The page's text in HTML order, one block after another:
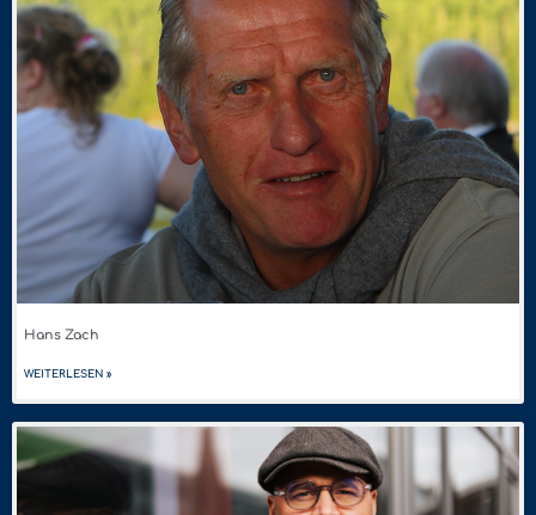
Hans Zach
WEITERLESEN »